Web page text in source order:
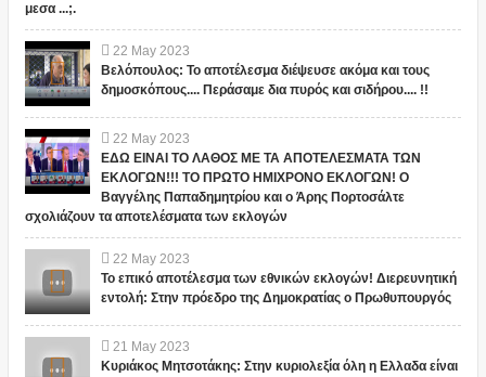
μεσα ...;.
22 May 2023
Βελόπουλος: Το αποτέλεσμα διέψευσε ακόμα και τους
δημοσκόπους.... Περάσαμε δια πυρός και σιδήρου.... !!
22 May 2023
ΕΔΩ ΕΙΝΑΙ ΤΟ ΛΑΘΟΣ ΜΕ ΤΑ ΑΠΟΤΕΛΕΣΜΑΤΑ ΤΩΝ
ΕΚΛΟΓΩΝ!!! ΤΟ ΠΡΩΤΟ ΗΜΙΧΡΟΝΟ ΕΚΛΟΓΩΝ! Ο
Βαγγέλης Παπαδημητρίου και ο Άρης Πορτοσάλτε
σχολιάζουν τα αποτελέσματα των εκλογών
22 May 2023
Το επικό αποτέλεσμα των εθνικών εκλογών! Διερευνητική
εντολή: Στην πρόεδρο της Δημοκρατίας ο Πρωθυπουργός
21 May 2023
Κυριάκος Μητσοτάκης: Στην κυριολεξία όλη η Ελλαδα είναι